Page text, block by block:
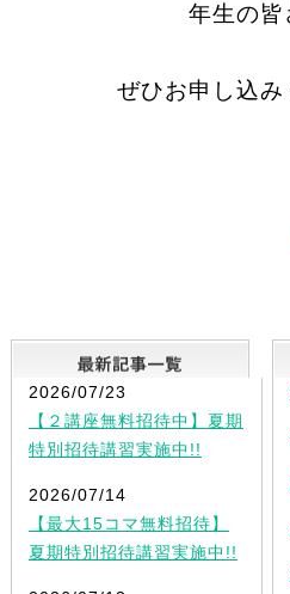
年生の皆
ぜひお申し込み
2026/07/23
【２講座無料招待中】夏期
特別招待講習実施中!!
2026/07/14
【最大15コマ無料招待】
夏期特別招待講習実施中!!